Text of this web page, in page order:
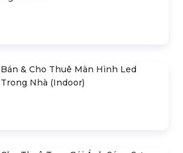
Bán & Cho Thuê Màn Hình Led
Trong Nhà (Indoor)